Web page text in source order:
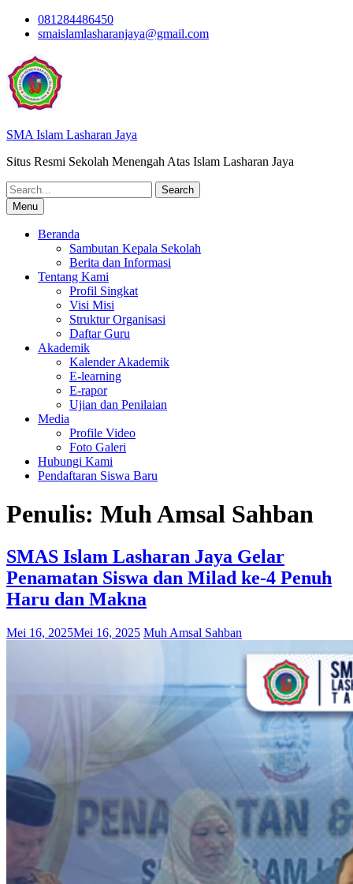
Skip
081284486450
smaislamlasharanjaya@gmail.com
SMA Islam Lasharan Jaya
Situs Resmi Sekolah Menengah Atas Islam Lasharan Jaya
Search
for:Menu
Beranda
Sambutan Kepala Sekolah
Berita dan Informasi
Tentang Kami
Profil Singkat
Visi Misi
Struktur Organisasi
Daftar Guru
Akademik
Kalender Akademik
E-learning
E-rapor
Ujian dan Penilaian
Media
Profile Video
Foto Galeri
Hubungi Kami
Pendaftaran Siswa Baru
Penulis: Muh Amsal Sahban
SMAS Islam Lasharan Jaya Gelar
Penamatan Siswa dan Milad ke-4 Penuh
Haru dan Makna
Mei 16, 2025Mei 16, 2025 Muh Amsal Sahban